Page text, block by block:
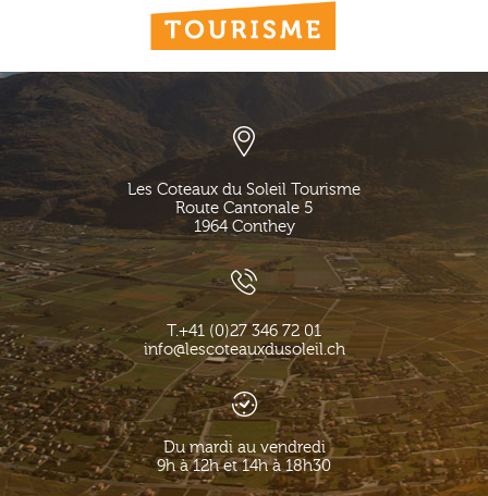
Les Coteaux du Soleil Tourisme
Route Cantonale 5
1964 Conthey
T.+41 (0)27 346 72 01
info@lescoteauxdusoleil.ch
Du mardi au vendredi
9h à 12h et 14h à 18h30